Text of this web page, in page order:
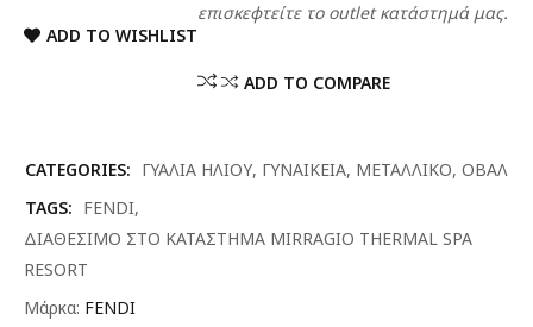
επισκεφτείτε το outlet κατάστημά μας.
ADD TO WISHLIST
ADD TO COMPARE
CATEGORIES: ΓΥΑΛΙΑ ΗΛΙΟΥ, ΓΥΝΑΙΚΕΙΑ, ΜΕΤΑΛΛΙΚΟ, ΟΒΑΛ
TAGS: FENDI,
ΔΙΑΘΕΣΙΜΟ ΣΤΟ ΚΑΤΑΣΤΗΜΑ MIRRAGIO THERMAL SPA
RESORT
Μάρκα: FENDI